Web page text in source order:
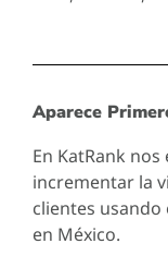
Aparece
En KatRank
incrementar la
clientes usando
en México.